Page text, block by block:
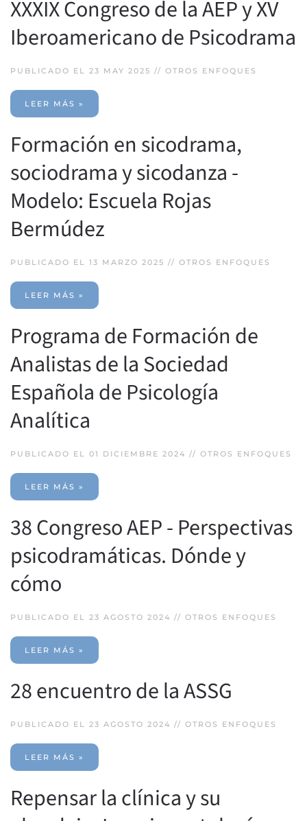
XXXIX Congreso de la AEP y XV
Iberoamericano de Psicodrama
PUBLICADO EL 23 MAY 2025 // OTROS ENFOQUES
LEER MÁS »
Formación en sicodrama,
sociodrama y sicodanza -
Modelo: Escuela Rojas
Bermúdez
PUBLICADO EL 13 MARZO 2025 // OTROS ENFOQUES
LEER MÁS »
Programa de Formación de
Analistas de la Sociedad
Española de Psicología
Analítica
PUBLICADO EL 01 DICIEMBRE 2024 // OTROS ENFOQUES
LEER MÁS »
38 Congreso AEP - Perspectivas
psicodramáticas. Dónde y
cómo
PUBLICADO EL 23 AGOSTO 2024 // OTROS ENFOQUES
LEER MÁS »
28 encuentro de la ASSG
PUBLICADO EL 23 AGOSTO 2024 // OTROS ENFOQUES
LEER MÁS »
Repensar la clínica y su